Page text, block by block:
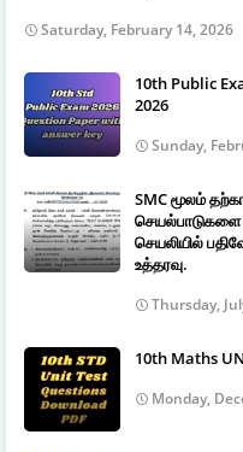
Saturday, February 14, 2026
10th Public
2026
Sunday,
SMC மூலம்
செயலியில்
உத்தரவு.
Thursday,
10th Maths
Monday,